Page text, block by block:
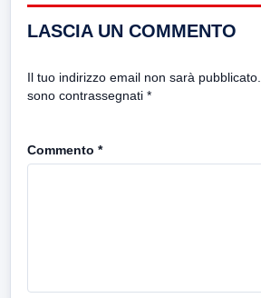
LASCIA UN COMMENTO
Il tuo indirizzo email non sarà pubblicato.
sono contrassegnati *
Commento *